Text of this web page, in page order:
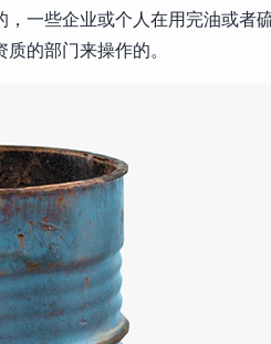
一些企业或个人在用完油或者
的部门来操作的。